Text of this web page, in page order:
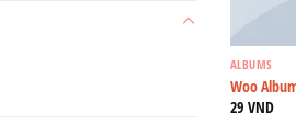
ALBUMS
Woo
29 VND